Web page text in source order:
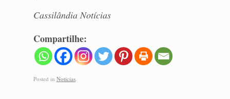
Cassilândia Notícias
Compartilhe:
Posted in Noticias